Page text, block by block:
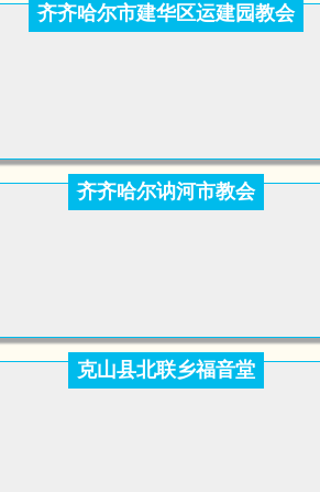
齐齐哈尔市建华区运建园教会
齐齐哈尔讷河市教会
克山县北联乡福音堂